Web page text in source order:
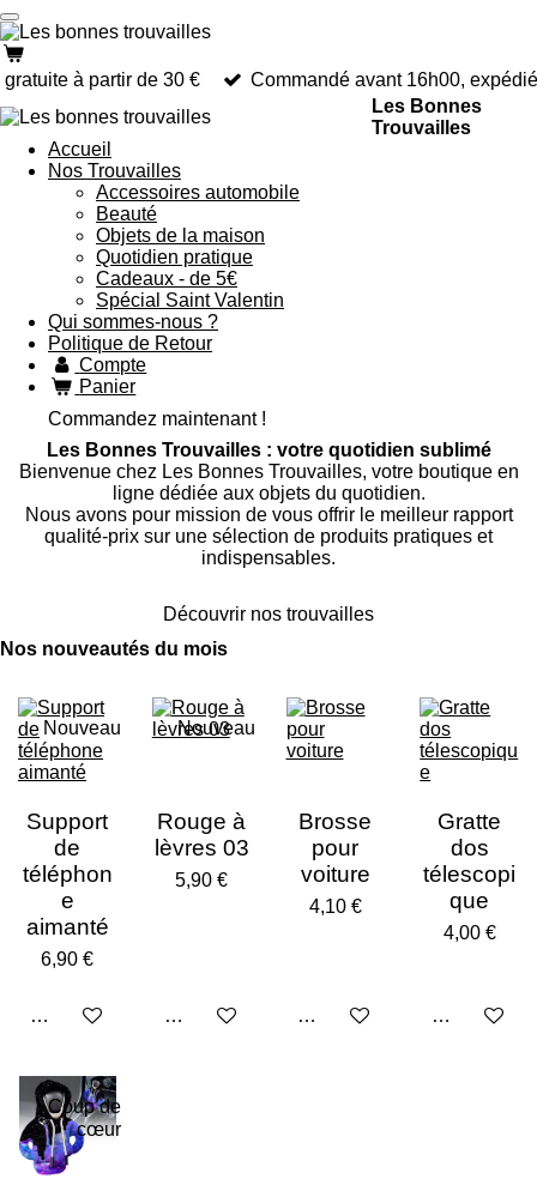
Passer
au
contenu
principalà partir de 30 €
Commandé avant 16h00,
Les Bonnes
Trouvailles
Accueil
Nos Trouvailles
Accessoires automobile
Beauté
Objets de la maison
Quotidien pratique
Cadeaux - de 5€
Spécial Saint Valentin
Qui sommes-nous ?
Politique de Retour
Compte
Panier
Commandez maintenant !
Les Bonnes Trouvailles : votre quotidien sublimé
Bienvenue chez Les Bonnes Trouvailles, votre boutique en
ligne dédiée aux objets du quotidien.
Nous avons pour mission de vous offrir le meilleur rapport
qualité-prix sur une sélection de produits pratiques et
indispensables.
Découvrir nos trouvailles
Nos nouveautés du mois
Nouveau
Support
de
téléphon
e
aimanté
6,90 €
Ajouter au panier
Nouveau
Rouge à
lèvres 03
5,90 €
Ajouter au panier
Brosse
pour
voiture
4,10 €
Ajouter au panier
Gratte
dos
télescopi
que
4,00 €
Ajouter au
Coup de
cœur